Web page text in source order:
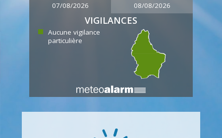
07/08/2026 08/08/2026
VIGILANCES
Aucune vigilance
particulière